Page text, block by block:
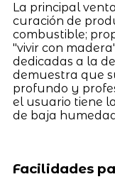
La principal
curación de
combustible;
"vivir con
dedicadas a la
demuestra que
profundo y
el usuario tiene
de baja
Facilidades